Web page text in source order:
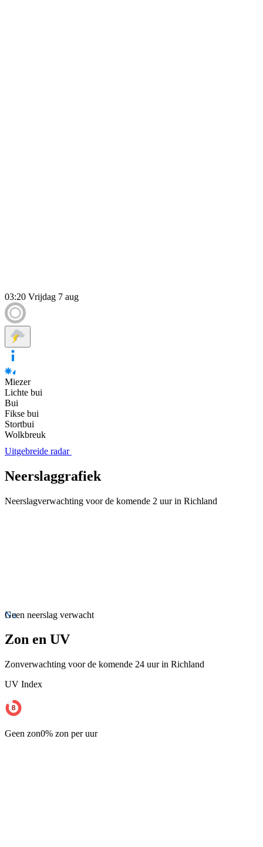
03:20 Vrijdag 7 aug
Miezer
Lichte bui
Bui
Fikse bui
Stortbui
Wolkbreuk
Uitgebreide radar
Neerslaggrafiek
Neerslagverwachting voor de komende 2 uur in Richland
Nu
Geen neerslag verwacht
Zon en UV
Zonverwachting voor de komende 24 uur in Richland
UV Index
Geen zon0% zon per uur